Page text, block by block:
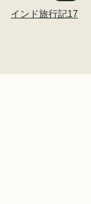
インド旅行記17